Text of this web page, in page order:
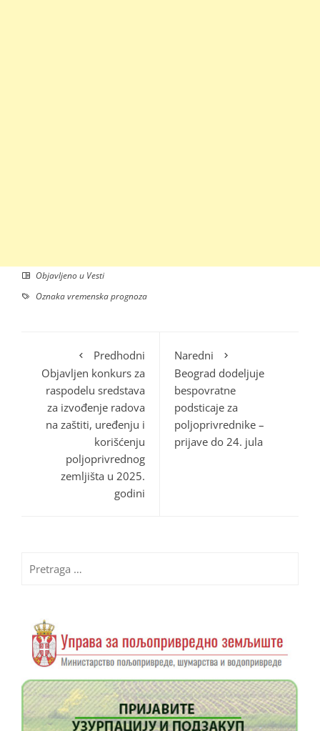
Objavljeno u Vesti
Oznakavremenska prognoza
Predhodni
Objavljen konkurs za
raspodelu sredstava
za izvođenje radova
na zaštiti, uređenju i
korišćenju
poljoprivrednog
zemljišta u 2025.
godini
Naredni
Beograd dodeljuje
bespovratne
podsticaje za
poljoprivrednike –
prijave do 24. jula
za: